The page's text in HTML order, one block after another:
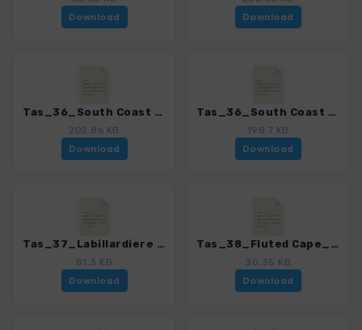
Download
Download
Tas_36_South Coast Track - Teil 1_4368_2.gpx
202.86 KB
Download
Tas_36_South Coast Track - Teil 2_4368_2.gpx
198.7 KB
Download
Tas_37_Labillardiere Peninsula_4368_2.gpx
81.3 KB
Download
Tas_38_Fluted Cape_4368_2.gpx
30.35 KB
Download